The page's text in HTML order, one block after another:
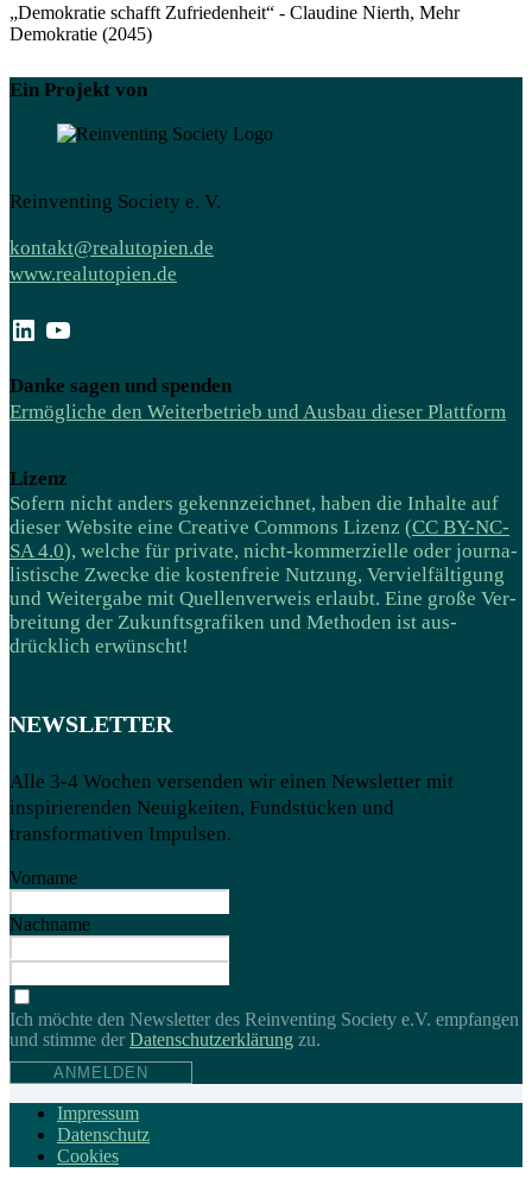
„Demokratie schafft Zufriedenheit“ - Claudine Nierth, Mehr
Demokratie (2045)
Ein Projekt von
Reinventing Society e. V.
kontakt@realutopien.de
www.realutopien.de
LinkedIn
YouTube
Danke sagen und spenden
Ermögliche den Weiterbetrieb und Ausbau dieser Plattform
Lizenz
Sofern nicht anders gekenn­zeichnet, haben die Inhalte auf
dieser Website eine Creative Commons Lizenz (CC BY-NC-
SA 4.0), welche für private, nicht-kommer­zielle oder journa­­
listische Zwecke die kosten­freie Nutzung, Ver­viel­­fälti­gung
und Weiter­gabe mit Quellen­verweis erlaubt. Eine große Ver­
breitung der Zukunftsgrafiken und Methoden ist aus­
drücklich erwünscht!
NEWSLETTER
Alle 3-4 Wochen versenden wir einen Newsletter mit
inspirierenden Neuigkeiten, Fundstücken und
transformativen Impulsen.
Vorname
Nachname
Ich möchte den Newsletter des Reinventing Society e.V. empfangen
und stimme derDaten­schutz­erklärung zu.
ANMELDEN
Impressum
Datenschutz
Cookies